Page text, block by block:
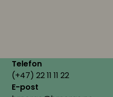
Telefon
(+47) 22 11 11 22
E-post